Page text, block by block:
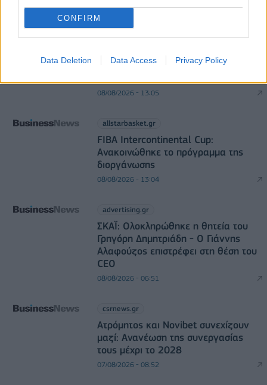
CONFIRM
Data Deletion Data Access Privacy Policy
Εθνική Ομάδα 3×3 U23: Δύο νίκες
08/08/2026 - 13:05
allstarbasket.gr
FIBA Intercontinental Cup:
Ανακοινώθηκε το πρόγραμμα της
διοργάνωσης
08/08/2026 - 13:04
advertising.gr
ΣΚΑΪ: Ολοκληρώθηκε η θητεία του
Γρηγόρη Δημητριάδη - Ο Γιάννης
Αλαφούζος επιστρέφει στη θέση του
CEO
08/08/2026 - 06:51
csrnews.gr
Ατρόμητος και Novibet συνεχίζουν
μαζί: Ανανέωση της συνεργασίας
τους μέχρι το 2028
07/08/2026 - 08:52